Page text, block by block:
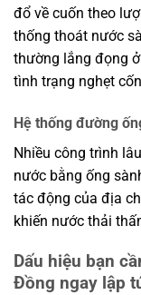
đổ về cuốn theo
thống thoát nước
thường lắng đọng
tình trạng nghẹt
Hệ thống đường
Nhiều công trình
nước bằng ống
tác động của địa
khiến nước thải
Dấu hiệu bạn
Đồng ngay lập